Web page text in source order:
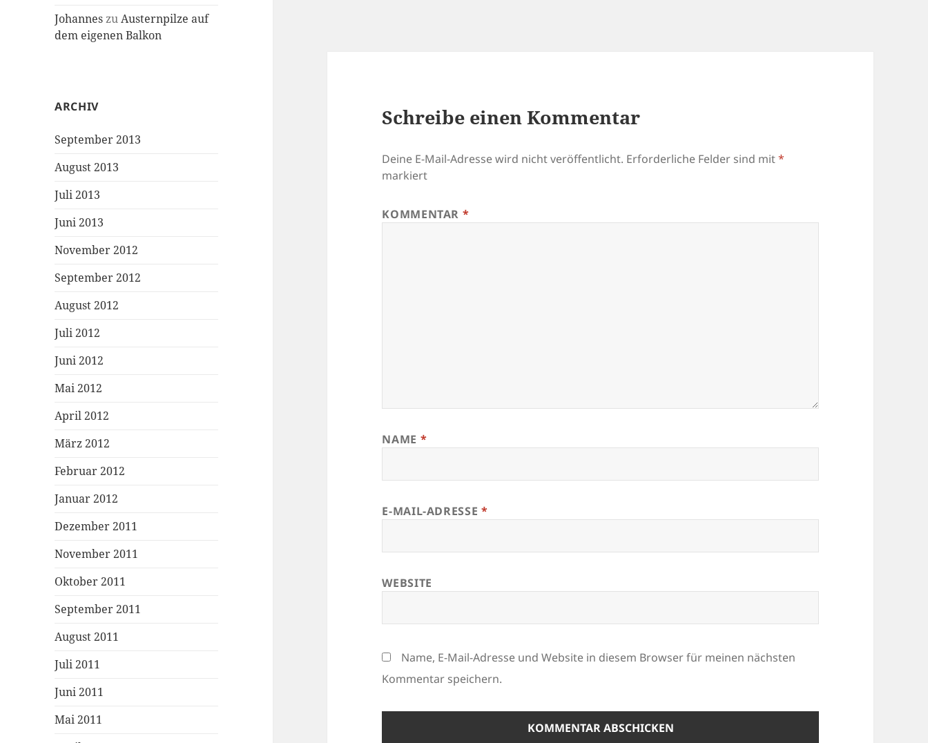
JohanneszuAusternpilze auf
dem eigenen Balkon
ARCHIV
September 2013
August 2013
Juli 2013
Juni 2013
November 2012
September 2012
August 2012
Juli 2012
Juni 2012
Mai 2012
April 2012
März 2012
Februar 2012
Januar 2012
Dezember 2011
November 2011
Oktober 2011
September 2011
August 2011
Juli 2011
Juni 2011
Mai 2011
Schreibe einen Kommentar
Deine E-Mail-Adresse wird nicht veröffentlicht. Erforderliche Felder sind mit*
markiert
KOMMENTAR *
NAME *
E-MAIL-ADRESSE *
WEBSITE
Name, E-Mail-Adresse und Website in diesem Browser für meinen nächsten
Kommentar speichern.